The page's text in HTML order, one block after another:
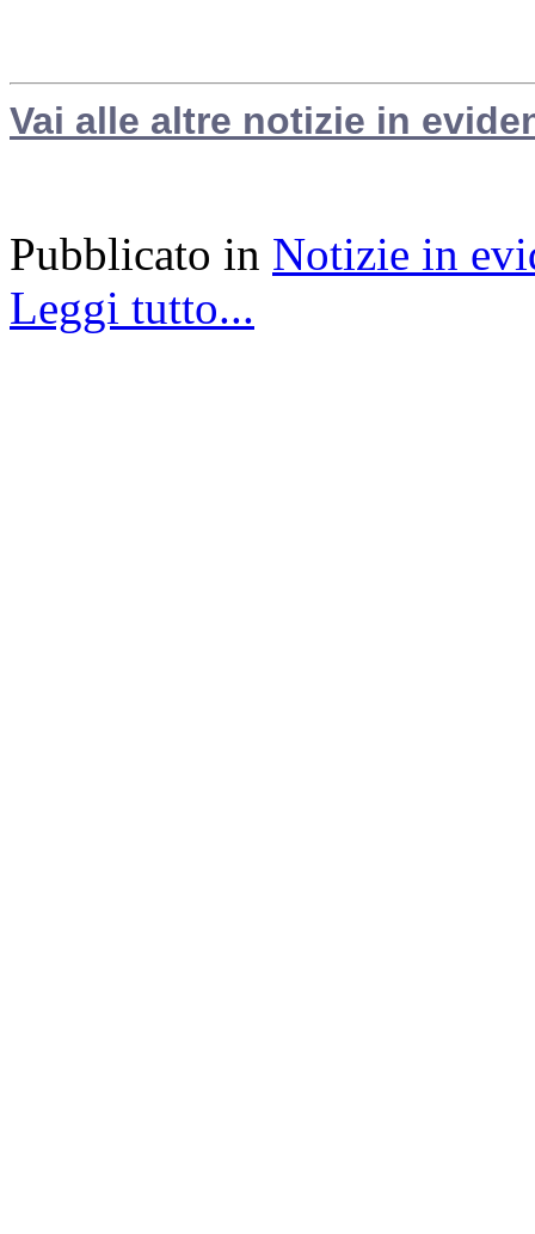
Vai alle altre notizie in
Pubblicato in Notizie in
Leggi tutto...